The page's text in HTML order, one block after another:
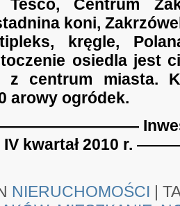
Tesco, Centrum
koni,
kręgle,
osiedla jest
z centrum miasta.
arowy ogródek.
IV kwartał
NIERUCHOMOŚCI |